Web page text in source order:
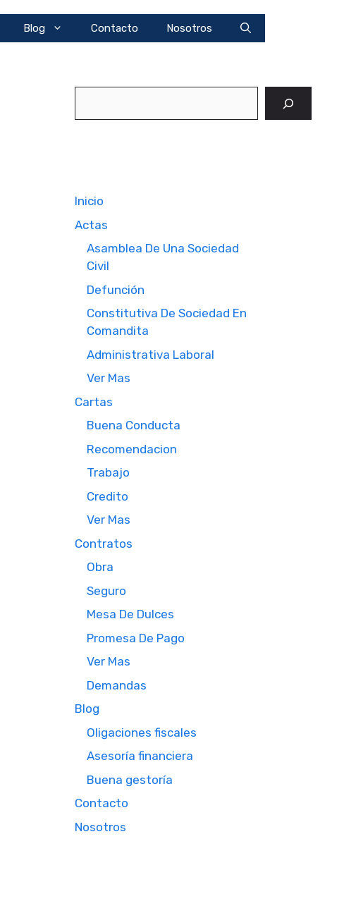
Blog Contacto Nosotros
Inicio
Actas
Asamblea De Una Sociedad
Civil
Defunción
Constitutiva De Sociedad En
Comandita
Administrativa Laboral
Ver Mas
Cartas
Buena Conducta
Recomendacion
Trabajo
Credito
Ver Mas
Contratos
Obra
Seguro
Mesa De Dulces
Promesa De Pago
Ver Mas
Demandas
Blog
Oligaciones fiscales
Asesoría financiera
Buena gestoría
Contacto
Nosotros